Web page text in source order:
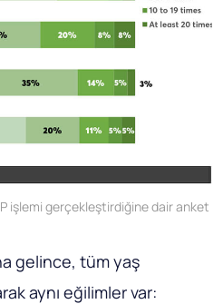
işlemi gerçekleştirdiğine dair anket
gelince, tüm yaş
aynı eğilimler var: